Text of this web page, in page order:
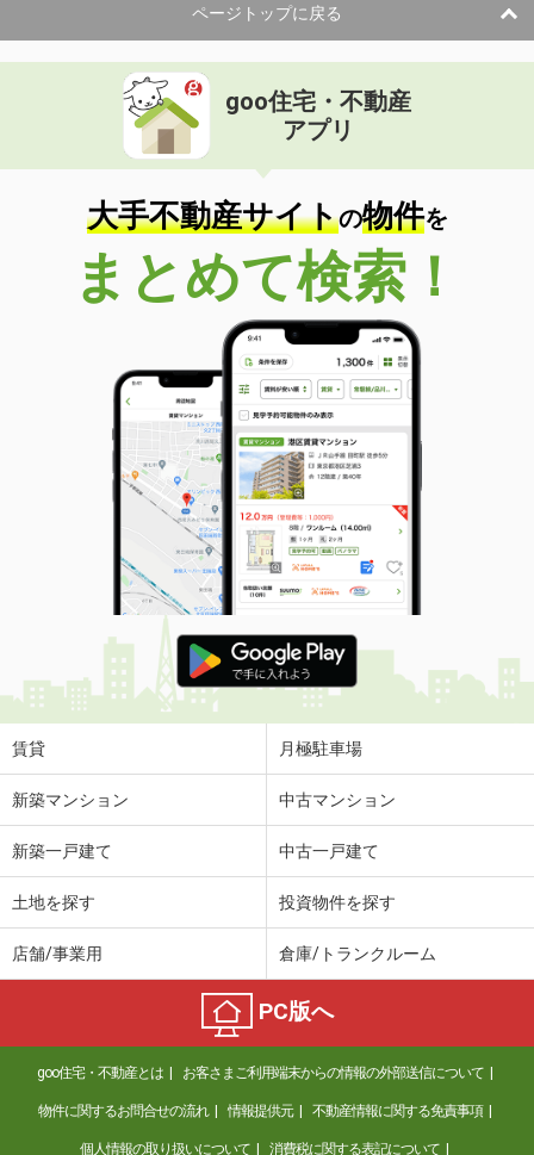
ページトップに戻る
goo住宅・不動産
アプリ
大手不動産サイトの物件を
まとめて検索！
賃貸 月極駐車場
新築マンション 中古マンション
新築一戸建て 中古一戸建て
土地を探す 投資物件を探す
店舗/事業用 倉庫/トランクルーム
PC版へ
goo住宅・不動産とは お客さまご利用端末からの情報の外部送信について
物件に関するお問合せの流れ 情報提供元 不動産情報に関する免責事項
個人情報の取り扱いについて 消費税に関する表記について